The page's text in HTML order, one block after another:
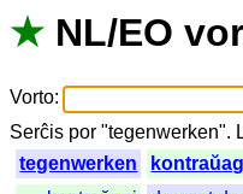
★ NL/EO
Vorto:
Serĉis por "tegenwerken".
tegenwerken